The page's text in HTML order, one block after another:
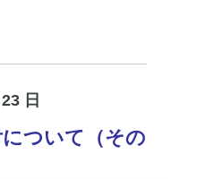
日
ついて（その